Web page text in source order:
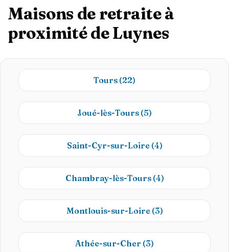
Maisons de retraite à
proximité de Luynes
Tours (22)
Joué-lès-Tours (5)
Saint-Cyr-sur-Loire (4)
Chambray-lès-Tours (4)
Montlouis-sur-Loire (3)
Athée-sur-Cher (3)